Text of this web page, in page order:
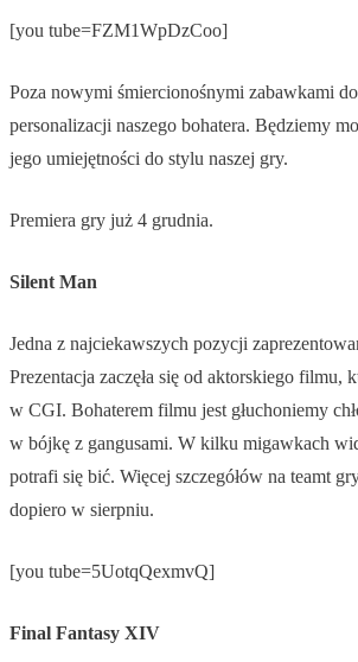
[you tube=FZM1WpDzCoo]
Poza nowymi śmiercionośnymi zabawkami
personalizacji naszego bohatera. Będziemy
jego umiejętności do stylu naszej gry.
Premiera gry już 4 grudnia.
Silent Man
Jedna z najciekawszych pozycji
Prezentacja zaczęła się od aktorskiego filmu,
w CGI. Bohaterem filmu jest głuchoniemy
w bójkę z gangusami. W kilku migawkach
potrafi się bić. Więcej szczegółów na teamt
dopiero w sierpniu.
[you tube=5UotqQexmvQ]
Final Fantasy XIV